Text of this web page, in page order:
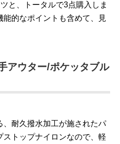
と、トータルで3点購入しま
能的なポイントも含めて、見
アウター/ポケッタブル
、耐久撥水加工が施されたパ
トップナイロンなので、軽